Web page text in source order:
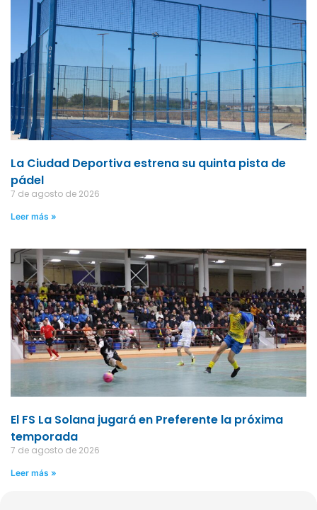
La Ciudad Deportiva estrena su quinta pista de
pádel
7 de agosto de 2026
Leer más »
El FS La Solana jugará en Preferente la próxima
temporada
7 de agosto de 2026
Leer más »